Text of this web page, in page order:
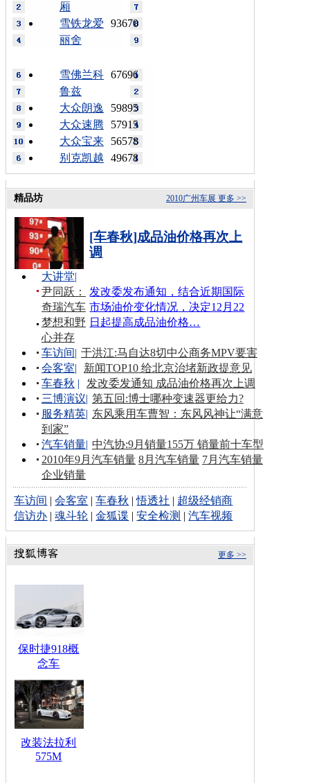
厢
93670
雪铁龙爱
丽舍
67696
雪佛兰科
鲁兹
59895
大众朗逸
57915
大众速腾
56578
大众宝来
49678
别克凯越
更多 >>
2010广州车展
精品坊
[车春秋]成品油价格再次上
调
发改委发布通知，结合近期国际
市场油价变化情况，决定12月22
日起提高成品油价格…
大讲堂|
尹同跃：
奇瑞汽车
梦想和野
心并存
车访间| 于洪江:马自达8切中公商务MPV要害
会客室|
新闻TOP10 给北京治堵新政提意见
车春秋 |
发改委发通知 成品油价格再次上调
三博演议| 第五回:博士哪种变速器更给力?
服务精英| 东风乘用车曹智：东风风神让“满意
到家”
汽车销量| 中汽协:9月销量155万 销量前十车型
2010年9月汽车销量 8月汽车销量 7月汽车销量
企业销量
车访间 |会客室 |车春秋 |悟透社 | 超级经销商
信访办 |魂斗轮 |金狐谍 |安全检测 |汽车视频
更多 >>
保时捷918概
念车
改装法拉利
575M